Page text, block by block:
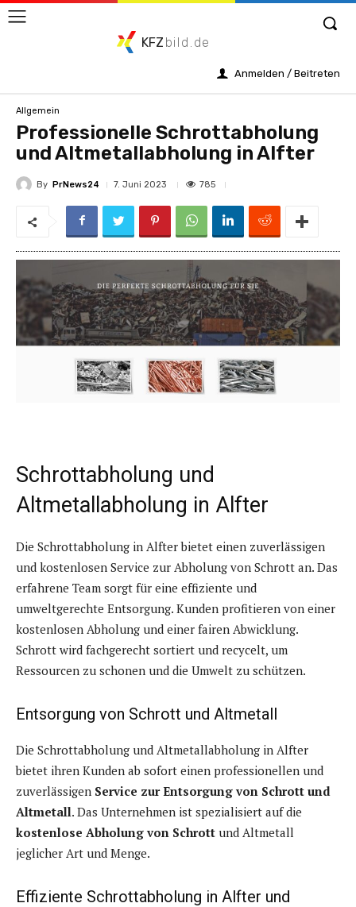
KFZ bild.de
Anmelden / Beitreten
Allgemein
Professionelle Schrottabholung
und Altmetallabholung in Alfter
By PrNews24 7. Juni 2023 785
Schrottabholung und
Altmetallabholung in Alfter
Die Schrottabholung in Alfter bietet einen zuverlässigen
und kostenlosen Service zur Abholung von Schrott an. Das
erfahrene Team sorgt für eine effiziente und
umweltgerechte Entsorgung. Kunden profitieren von einer
kostenlosen Abholung und einer fairen Abwicklung.
Schrott wird fachgerecht sortiert und recycelt, um
Ressourcen zu schonen und die Umwelt zu schützen.
Entsorgung von Schrott und Altmetall
Die Schrottabholung und Altmetallabholung in Alfter
bietet ihren Kunden ab sofort einen professionellen und
zuverlässigen Service zur Entsorgung von Schrott und
Altmetall. Das Unternehmen ist spezialisiert auf die
kostenlose Abholung von Schrott und Altmetall
jeglicher Art und Menge.
Effiziente Schrottabholung in Alfter und